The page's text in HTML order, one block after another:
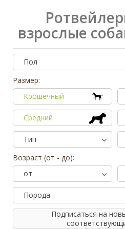
взрослые
Пол
Размер:
Крошечный
Средний
Тип
Возраст (от - до):
от
Порода
Подписаться на